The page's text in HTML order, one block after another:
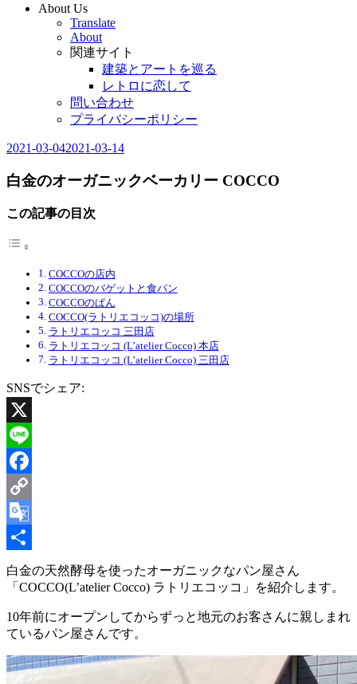
About Us
Translate
About
関連サイト
建築とアートを巡る
レトロに恋して
問い合わせ
プライバシーポリシー
2021-03-042021-03-14
Chief
白金のオーガニックベーカリー COCCO
この記事の目次
COCCOの店内
COCCOのバゲットと食パン
COCCOのぱん
COCCO(ラトリエコッコ)の場所
ラトリエコッコ 三田店
ラトリエコッコ (L’atelier Cocco) 本店
ラトリエコッコ (L’atelier Cocco) 三田店
SNSでシェア:
X
Line
Facebook
Copy
Link
Google
Translate
共
有
白金の天然酵母を使ったオーガニックなパン屋さん
「COCCO(L’atelier Cocco) ラトリエコッコ」を紹介します。
10年前にオープンしてからずっと地元のお客さんに親しまれ
ているパン屋さんです。